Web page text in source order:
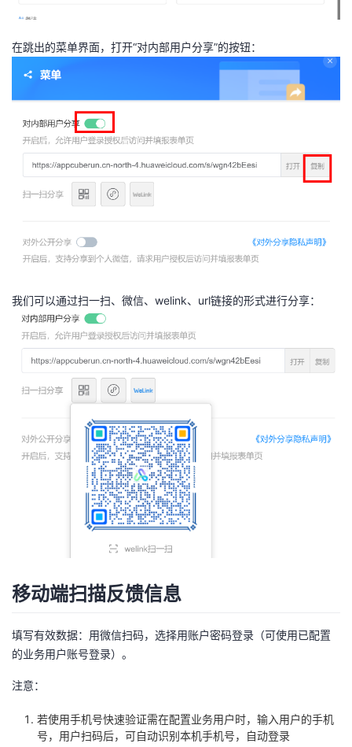
在跳出的菜单界面，打开“对内部用户分享”的按钮：
我们可以通过扫一扫、微信、welink、url链接的形式进行分享：
移动端扫描反馈信息
填写有效数据：用微信扫码，选择用账户密码登录（可使用已配置
的业务用户账号登录）。
注意：
若使用手机号快速验证需在配置业务用户时，输入用户的手机
号，用户扫码后，可自动识别本机手机号，自动登录